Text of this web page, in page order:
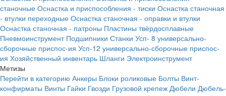
станочные Оснастка и приспособления - тиски Оснастка станочная
- втулки переходные Оснастка станочная - оправки и втулки
Оснастка станочная - патроны Пластины твёрдосплавные
Пневмоинструмент Подшипники Станки Усп- 8 универсально-
сборочные приспос-ия Усп-12 универсально-сборочные приспос-
ия Хозяйственный инвентарь Шланги Электроинструмент
Метизы
Перейти в категорию Анкеры Блоки роликовые Болты Винт-
конфирматы Винты Гайки Гвозди Грузовой крепеж Дюбели Дюбель-